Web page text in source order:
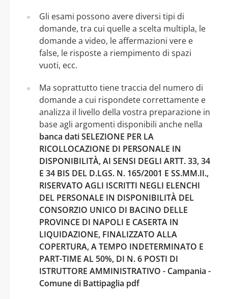
Gli esami possono avere diversi tipi di
domande, tra cui quelle a scelta multipla, le
domande a video, le affermazioni vere e
false, le risposte a riempimento di spazi
vuoti, ecc.
Ma soprattutto tiene traccia del numero di
domande a cui rispondete correttamente e
analizza il livello della vostra preparazione in
base agli argomenti disponibili anche nella
banca dati SELEZIONE PER LA
RICOLLOCAZIONE DI PERSONALE IN
DISPONIBILITÀ, AI SENSI DEGLI ARTT. 33, 34
E 34 BIS DEL D.LGS. N. 165/2001 E SS.MM.II.,
RISERVATO AGLI ISCRITTI NEGLI ELENCHI
DEL PERSONALE IN DISPONIBILITÀ DEL
CONSORZIO UNICO DI BACINO DELLE
PROVINCE DI NAPOLI E CASERTA IN
LIQUIDAZIONE, FINALIZZATO ALLA
COPERTURA, A TEMPO INDETERMINATO E
PART-TIME AL 50%, DI N. 6 POSTI DI
ISTRUTTORE AMMINISTRATIVO - Campania -
Comune di Battipaglia pdf